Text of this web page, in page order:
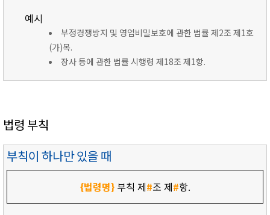
예시
부정경쟁방지 및 영업비밀보호에 관한 법률 제2조 제1호
(가)목.
장사 등에 관한 법률 시행령 제18조 제1항.
법령 부칙
부칙이 하나만 있을 때
{법령명}부칙 제#조 제#항.